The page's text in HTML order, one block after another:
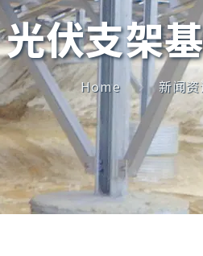
光伏支架
Home 新闻